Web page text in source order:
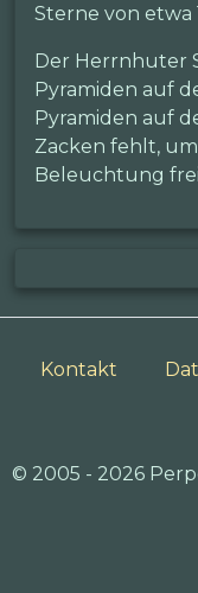
Sterne von etwa
Der Herrnhuter
Pyramiden auf
Pyramiden auf
Zacken fehlt,
Beleuchtung
Kontakt
© 2005 - 2026